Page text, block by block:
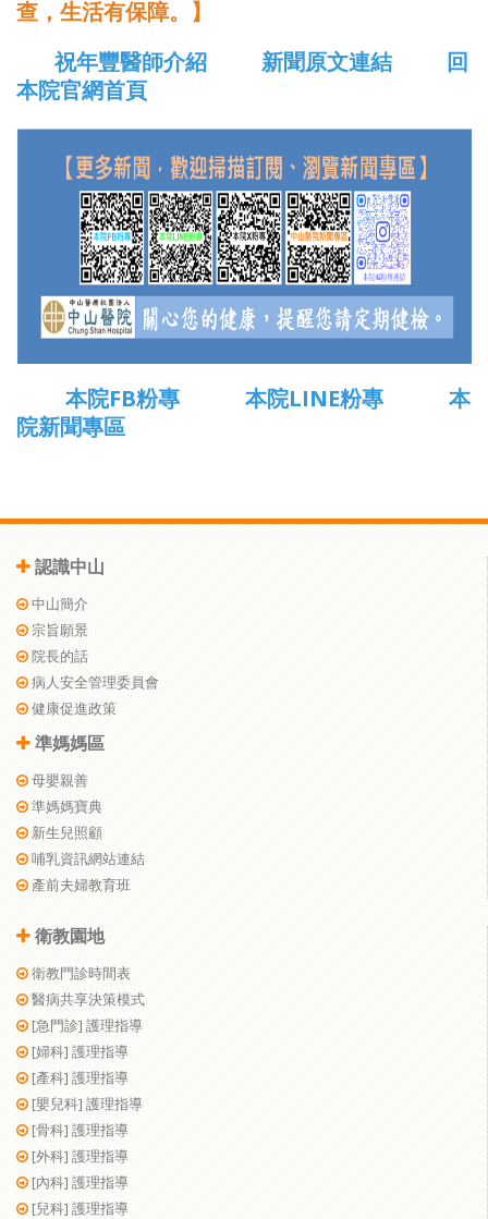
查，生活有保障。】
祝年豐醫師介紹
新聞原文連結
回
本院官網首頁
本院FB粉專 本院LINE粉專
本
院新聞專區
認識中山
中山簡介
宗旨願景
院長的話
病人安全管理委員會
健康促進政策
準媽媽區
母嬰親善
準媽媽寶典
新生兒照顧
哺乳資訊網站連結
產前夫婦教育班
衛教園地
衛教門診時間表
醫病共享決策模式
[急門診] 護理指導
[婦科] 護理指導
[產科] 護理指導
[嬰兒科] 護理指導
[骨科] 護理指導
[外科] 護理指導
[內科] 護理指導
[兒科] 護理指導